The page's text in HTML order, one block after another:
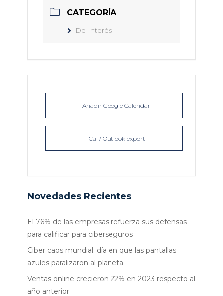
CATEGORÍA
De Interés
+ Añadir Google Calendar
+ iCal / Outlook export
Novedades Recientes
El 76% de las empresas refuerza sus defensas
para calificar para ciberseguros
Ciber caos mundial: día en que las pantallas
azules paralizaron al planeta
Ventas online crecieron 22% en 2023 respecto al
año anterior